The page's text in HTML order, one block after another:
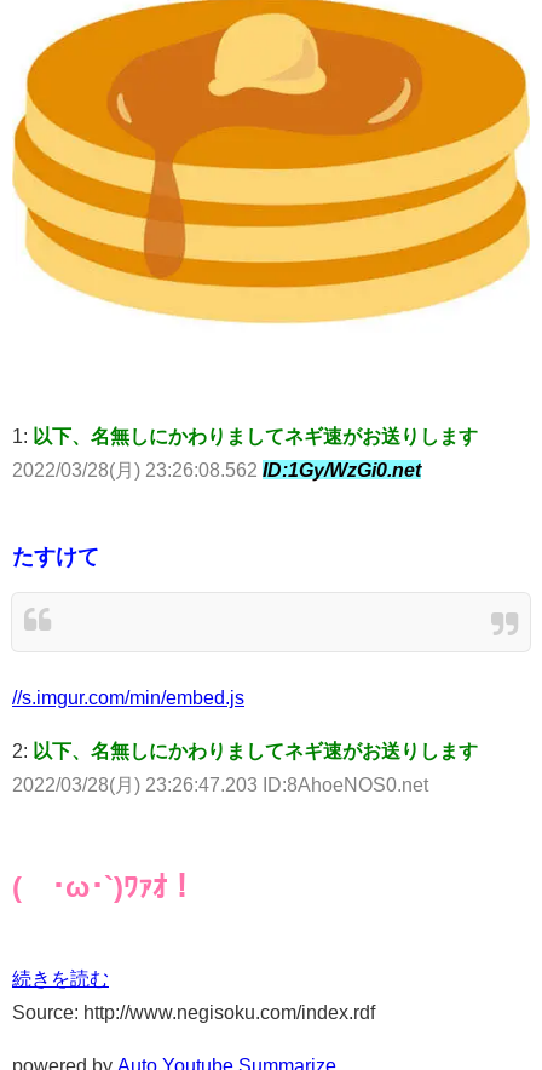
1: 以下、名無しにかわりましてネギ速がお送りします
2022/03/28(月) 23:26:08.562 ID:1Gy/WzGi0.net
たすけて
//s.imgur.com/min/embed.js
2: 以下、名無しにかわりましてネギ速がお送りします
2022/03/28(月) 23:26:47.203 ID:8AhoeNOS0.net
(´･ω･`)ﾜｧｵ！
続きを読む
Source: http://www.negisoku.com/index.rdf
powered by Auto Youtube Summarize